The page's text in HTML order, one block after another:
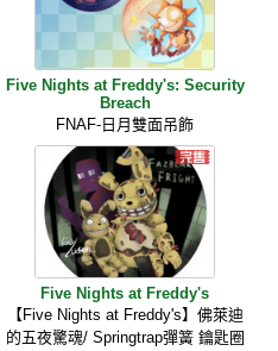
Five Nights at Freddy's: Security
Breach
FNAF-日月雙面吊飾
Five Nights at Freddy's
【Five Nights at Freddy's】佛萊迪
的五夜驚魂/ Springtrap彈簧 鑰匙圈